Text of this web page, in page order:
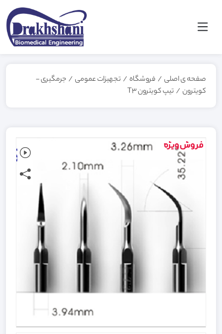
صفحه ی اصلی / فروشگاه / تجهیزات عمومی / جرمگیری -
کویترون / تیپ کویترون T3